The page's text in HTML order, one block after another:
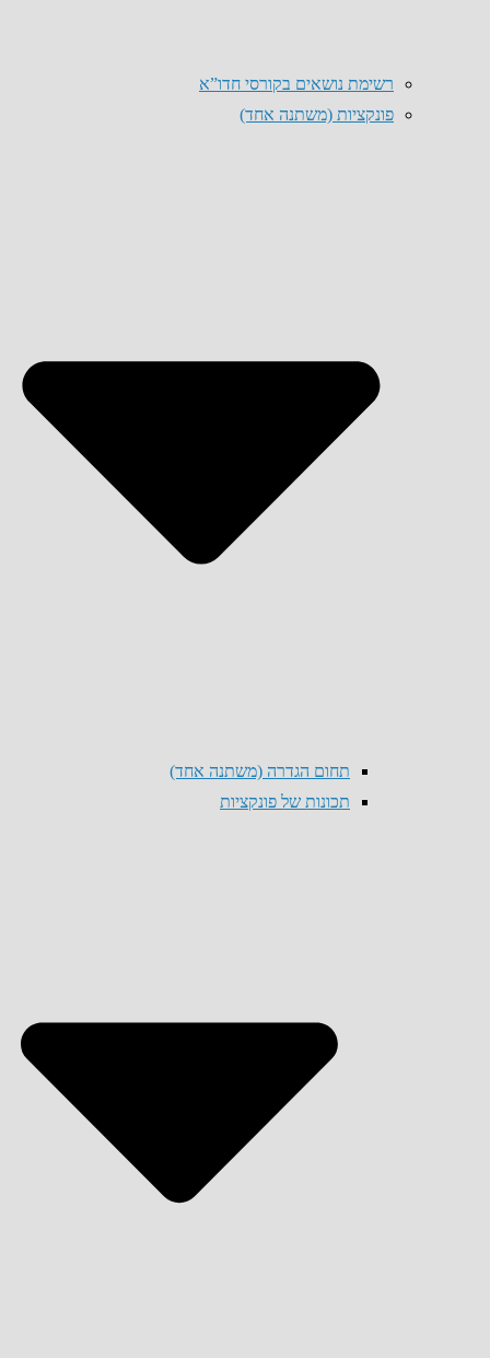
רשימת נושאים בקורסי חדו”א
פונקציות (משתנה אחד)
תחום הגדרה (משתנה אחד)
תכונות של פונקציות